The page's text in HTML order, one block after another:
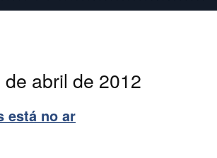
abril de 2012
está no ar